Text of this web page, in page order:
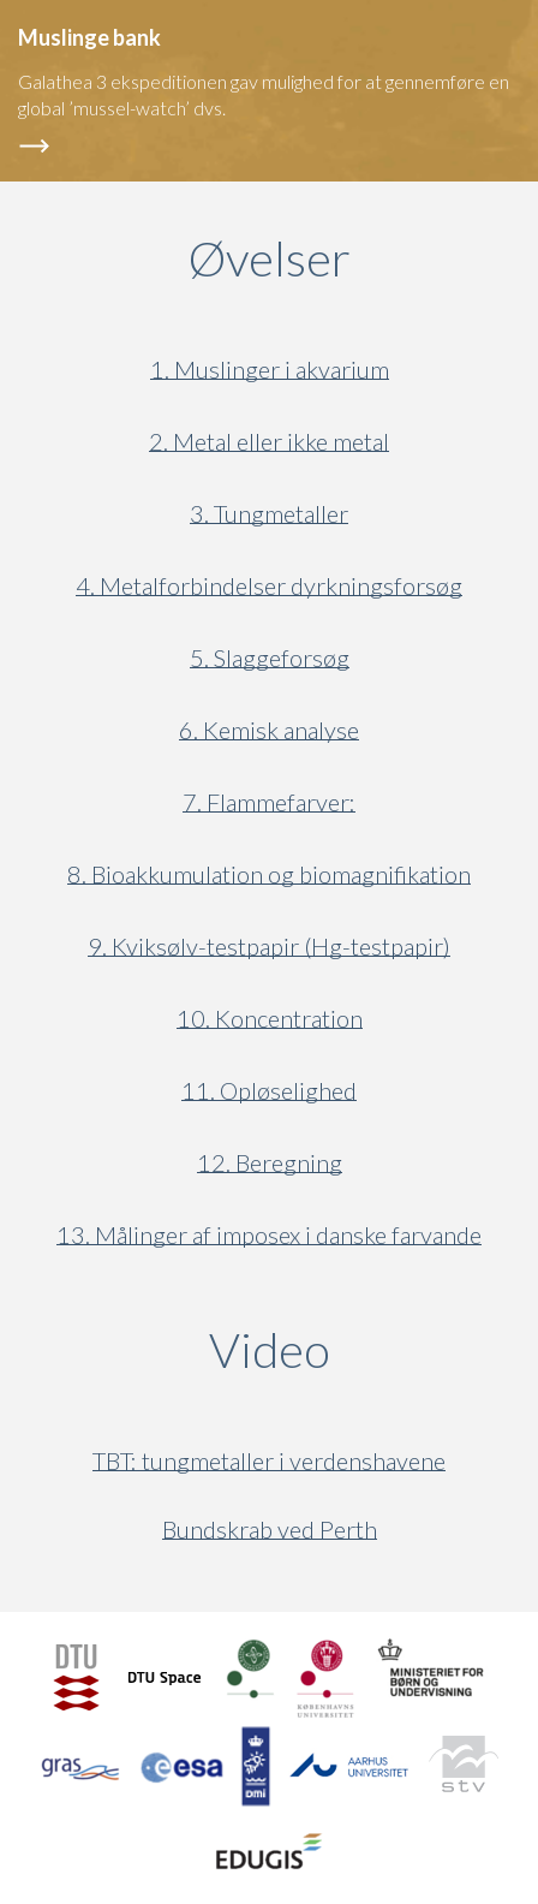
Muslinge bank
Galathea 3 ekspeditionen gav mulighed for at gennemføre en
global ’mussel-watch’ dvs.
Øvelser
1. Muslinger i akvarium
2. Metal eller ikke metal
3. Tungmetaller
4. Metalforbindelser dyrkningsforsøg
5. Slaggeforsøg
6. Kemisk analyse
7. Flammefarver:
8. Bioakkumulation og biomagnifikation
9. Kviksølv-testpapir (Hg-testpapir)
10. Koncentration
11. Opløselighed
12. Beregning
13. Målinger af imposex i danske farvande
Video
TBT: tungmetaller i verdenshavene
Bundskrab ved Perth